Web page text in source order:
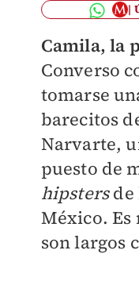
Camila, la
Converso
tomarse
barecitos
Narvarte,
puesto de
hipstersde
México. Es
son largos